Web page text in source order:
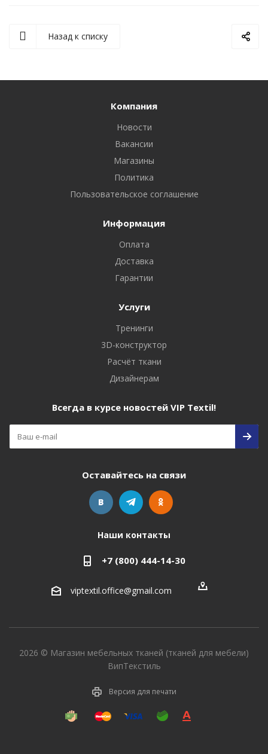
Назад к списку
Компания
Новости
Вакансии
Магазины
Политика
Пользовательское соглашение
Информация
Оплата
Доставка
Гарантии
Услуги
Тренинги
3D-конструктор
Расчёт ткани
Дизайнерам
Всегда в курсе новостей VIP Textil!
Оставайтесь на связи
Наши контакты
+7 (800) 444-14-30
viptextil.office@gmail.com
2026 © Магазин мебельных тканей (тканей для мебели)
ВипТекстиль
Версия для печати